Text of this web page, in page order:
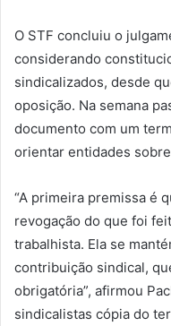
O STF concluiu o
considerando
sindicalizados, desde
oposição. Na semana
documento com um
orientar entidades
“A primeira premissa é
revogação do que foi
trabalhista. Ela se
contribuição sindical,
obrigatória”, afirmou
sindicalistas cópia do